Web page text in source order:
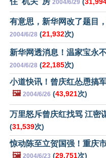
2004/6/29
有意思，新华网改了题目
2004/6/28 (21,932次)
新华网透消息！温家宝永
2004/6/28 (22,185次)
小道快讯！曾庆红怂恿搞
🖼️ 2004/6/26 (43,921次)
万里怒斥曾庆红找骂 江密
(31,539次)
惊动陈至立贺国强！重庆
🖼️ 2004/6/23 (29,751次)